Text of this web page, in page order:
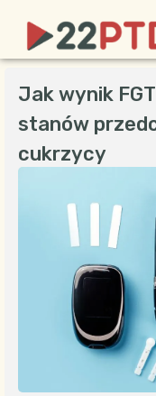
Jak wynik
stanów
cukrzycy